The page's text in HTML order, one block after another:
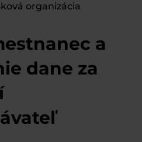
organizácia
a
dane za